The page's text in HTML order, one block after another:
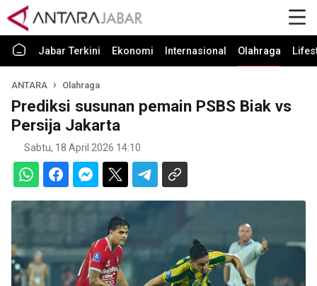
Jabar Terkini Ekonomi Internasional Olahraga
ANTARA Olahraga
Prediksi susunan pemain PSBS Biak vs
Persija Jakarta
Sabtu, 18 April 2026 14:10